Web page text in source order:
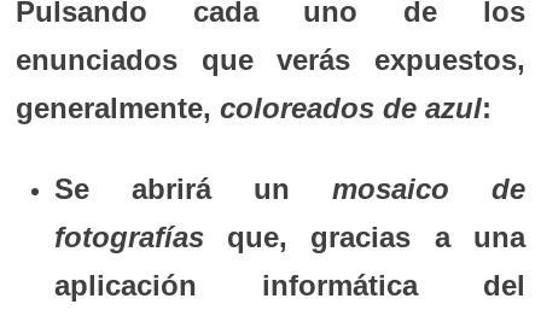
Pulsando cada uno de los
enunciados que verás expuestos,
generalmente, coloreados de azul:
Se abrirá unmosaico de
fotografíasque, gracias a una
aplicación informática del